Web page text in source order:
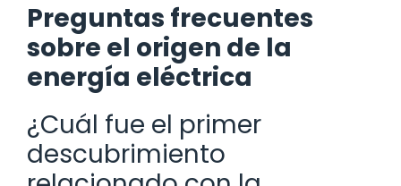
Preguntas frecuentes
sobre el origen de la
energía eléctrica
¿Cuál fue el primer
descubrimiento